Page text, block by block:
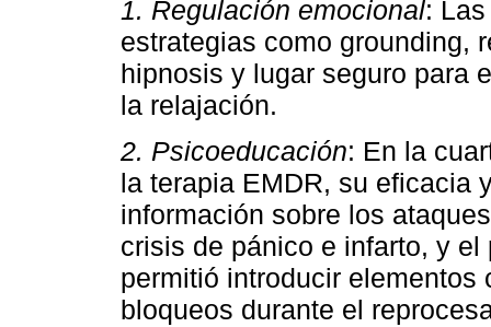
1. Regulación emocional:
estrategias como grounding,
hipnosis y lugar seguro para
la relajación.
2. Psicoeducación: En la
la terapia EMDR, su eficacia
información sobre los
crisis de pánico e infarto, y
permitió introducir
bloqueos durante el